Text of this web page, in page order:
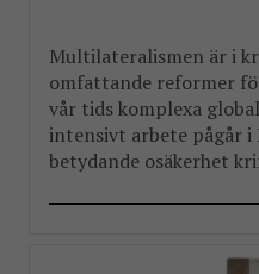
Multilateralismen är i
omfattande reformer
vår tids komplexa
intensivt arbete pågår i
betydande osäkerhet
välkommen del i